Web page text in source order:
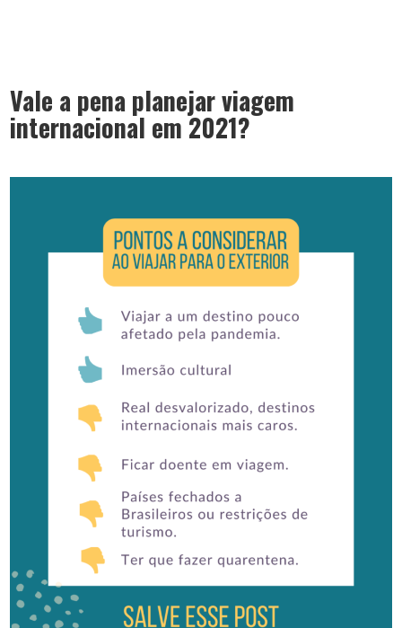
Vale a pena planejar viagem
internacional em 2021?